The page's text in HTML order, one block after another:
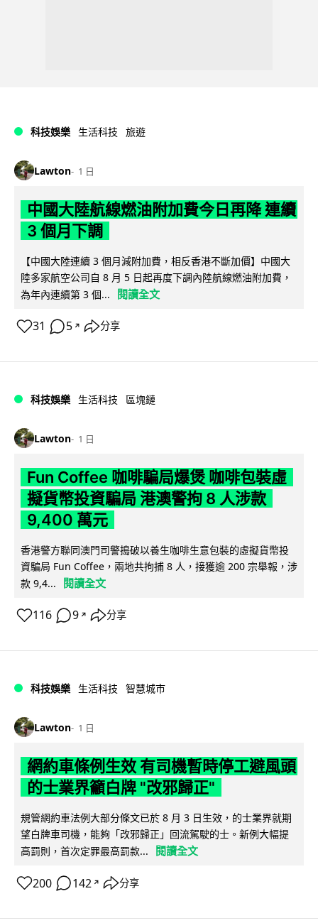
科技娛樂 生活科技 旅遊
Lawton 1 日
中國大陸航線燃油附加費今日再降 連續
3 個月下調
【中國大陸連續 3 個月減附加費，相反香港不斷加價】中國大
陸多家航空公司自 8 月 5 日起再度下調內陸航線燃油附加費，
為年內連續第 3 個...
閱讀全文
31 5 ↗ 分享
科技娛樂 生活科技 區塊鏈
Lawton 1 日
Fun Coffee 咖啡騙局爆煲 咖啡包裝虛
擬貨幣投資騙局 港澳警拘 8 人涉款
9,400 萬元
香港警方聯同澳門司警搗破以養生咖啡生意包裝的虛擬貨幣投
資騙局 Fun Coffee，兩地共拘捕 8 人，接獲逾 200 宗舉報，涉
款 9,4...
閱讀全文
116 9 ↗ 分享
科技娛樂 生活科技 智慧城市
Lawton 1 日
網約車條例生效 有司機暫時停工避風頭
的士業界籲白牌 "改邪歸正"
規管網約車法例大部分條文已於 8 月 3 日生效，的士業界就期
望白牌車司機，能夠「改邪歸正」回流駕駛的士。新例大幅提
高罰則，首次定罪最高罰款...
閱讀全文
200 142 ↗ 分享